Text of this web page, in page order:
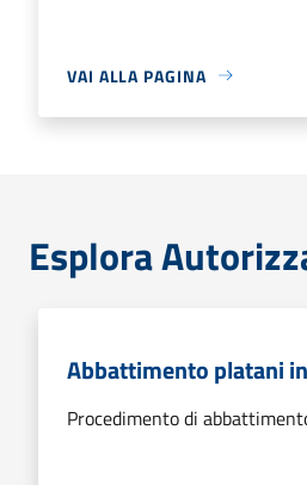
VAI ALLA PAGINA
Esplora
Abbattimento platani
Procedimento di